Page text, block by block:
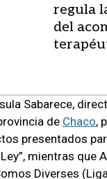
regula
del
Sabarece,
de Chaco,
presentados
mientras que
Diverses